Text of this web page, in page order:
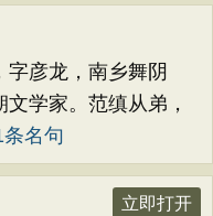
彦龙，南乡舞阴
文学家。范缜从弟，
名句
立即打开